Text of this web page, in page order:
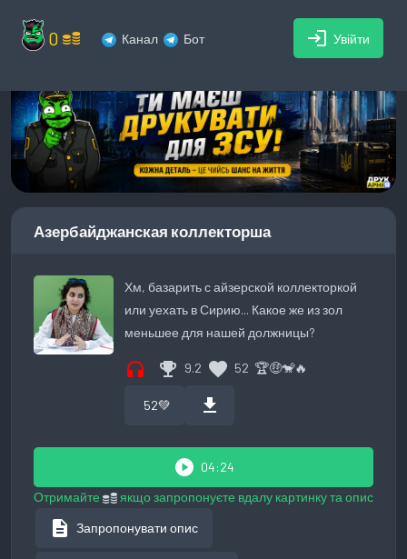
0 Канал Бот login Увійти
Азербайджанская коллекторша
Хм, базарить с айзерской коллекторкой
или уехать в Сирию... Какое же из зол
меньшее для нашей должницы?
headphones emoji_events 9.2 favorite 52 🏆🤑🐒🔥
52💚 download
play_circle 04:24
Отримайте
якщо запропонуєте вдалу картинку та опис
description Запропонувати опис